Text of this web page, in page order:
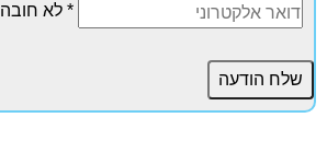
* לא חובה